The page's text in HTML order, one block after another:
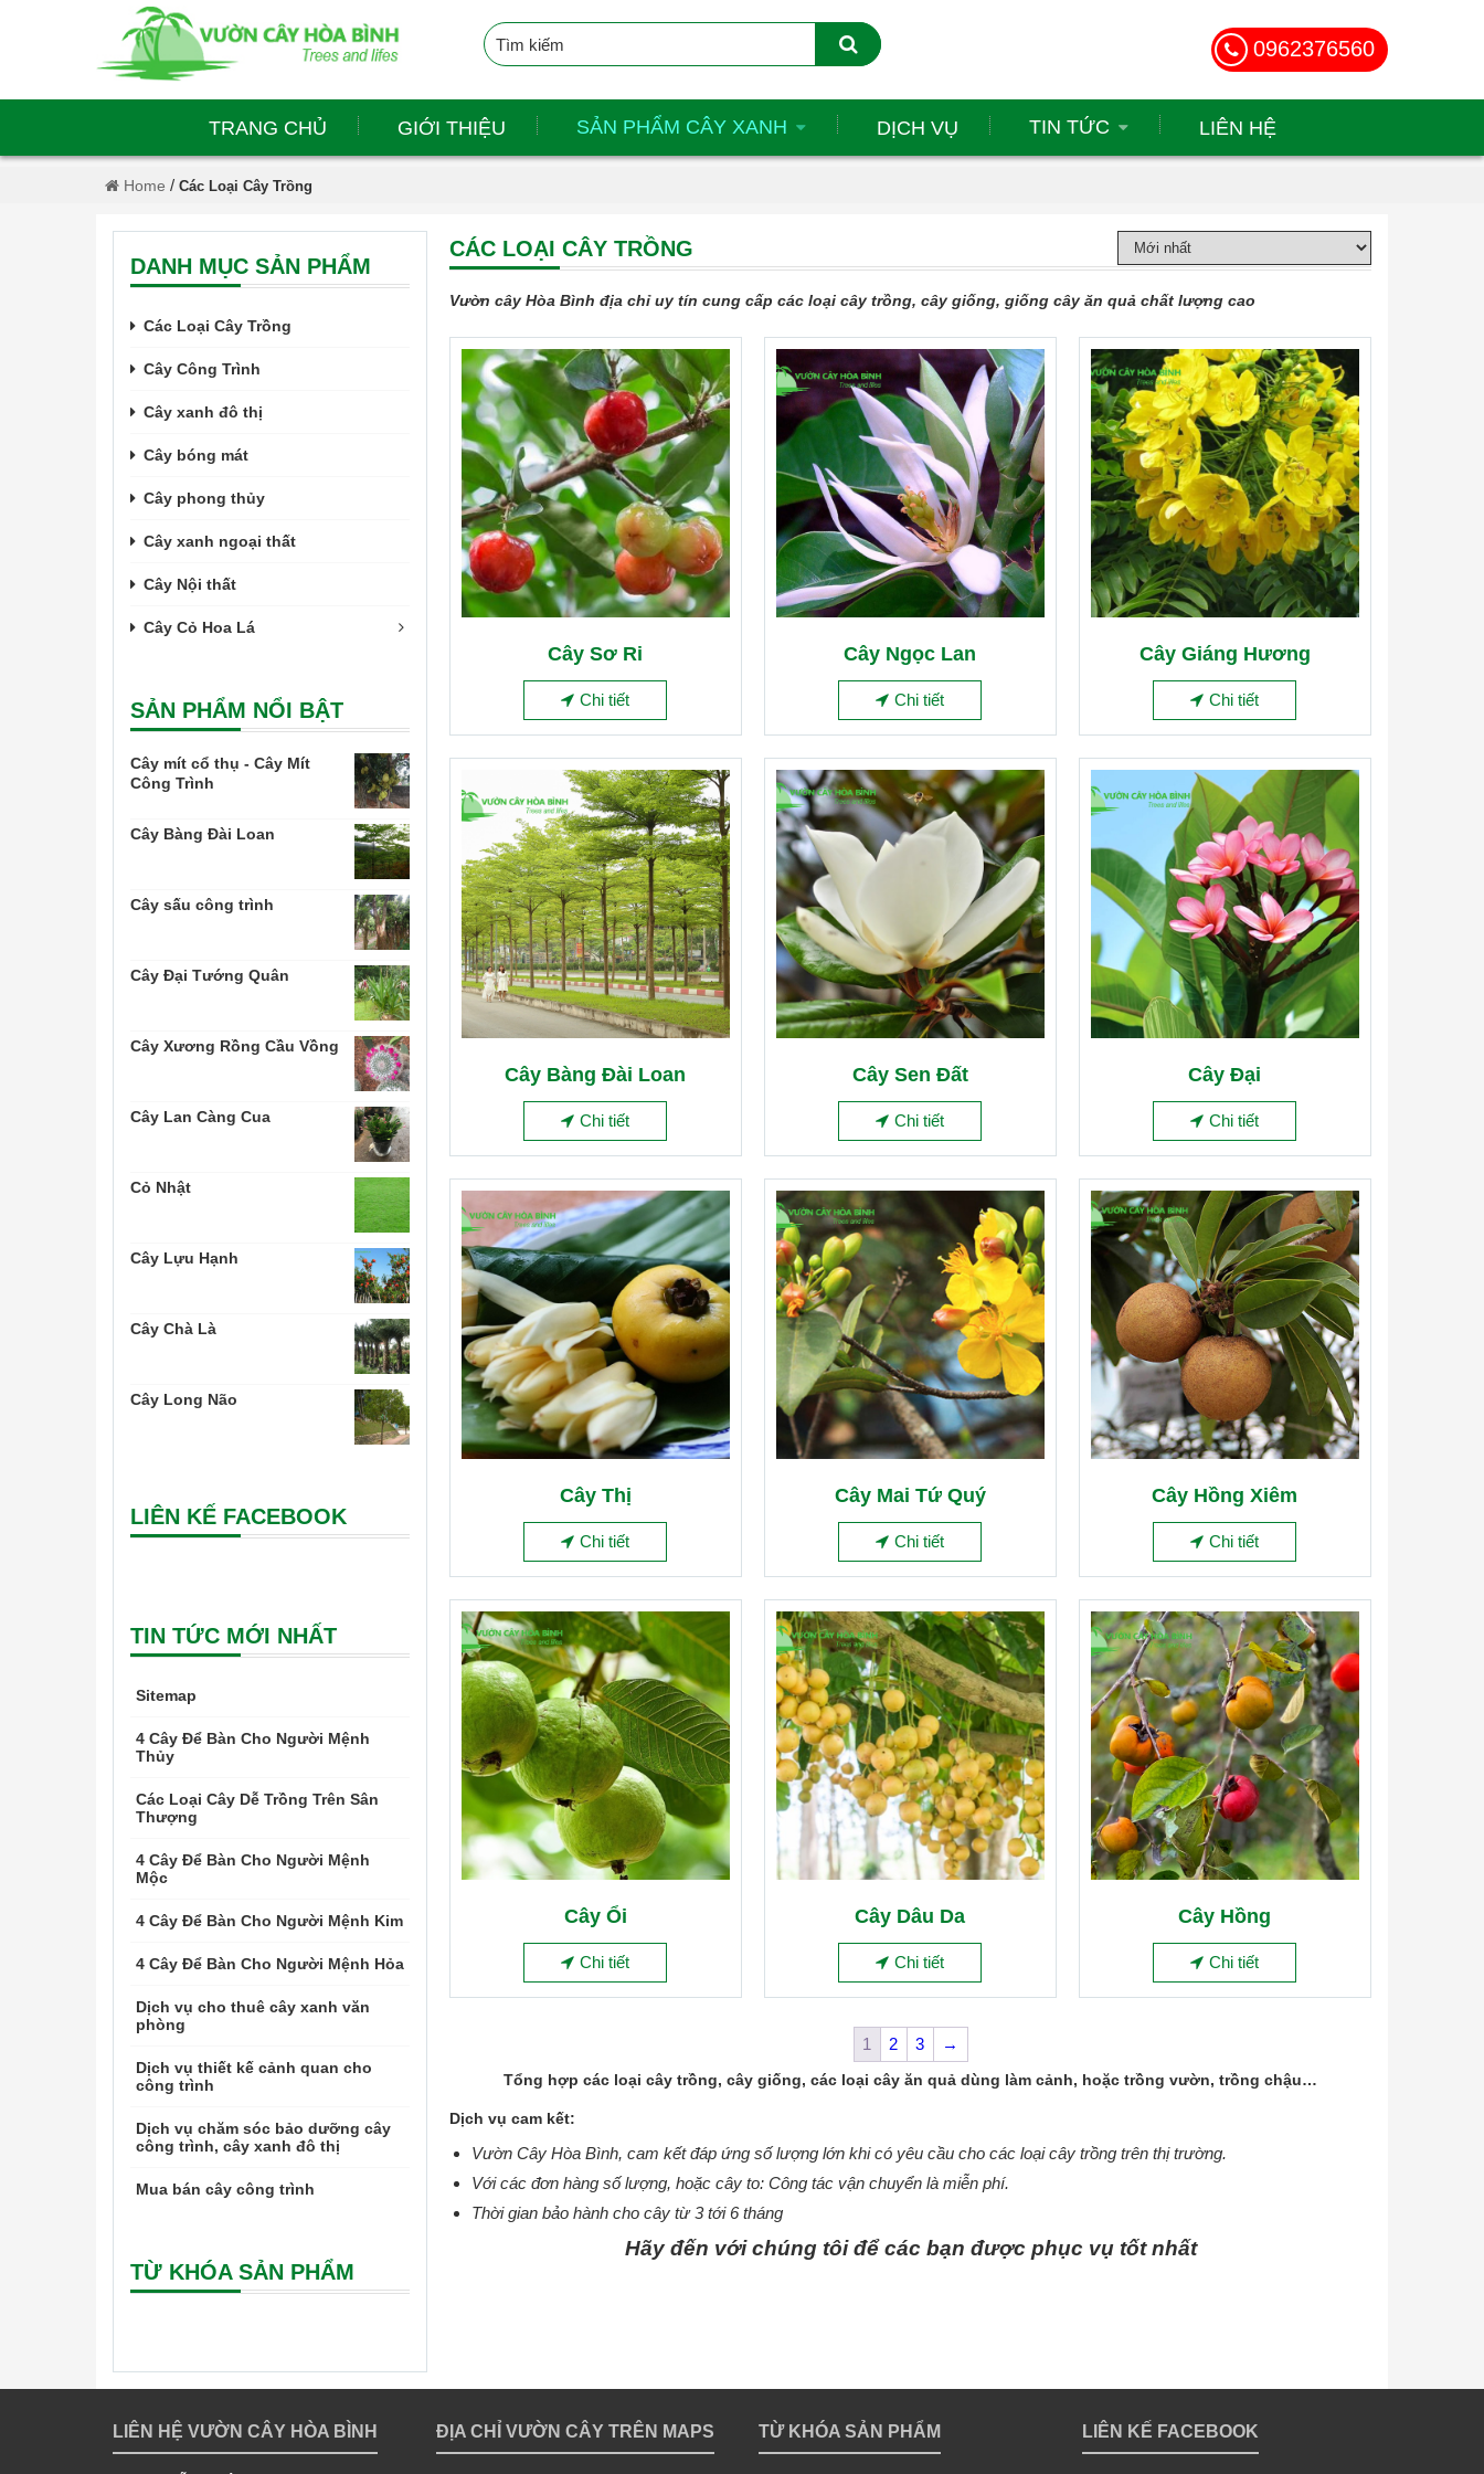
0962376560
TRANG CHỦ GIỚI THIỆU SẢN PHẨM CÂY XANH DỊCH VỤ TIN TỨC LIÊN HỆ
Home / Các Loại Cây Trồng
CÁC LOẠI CÂY TRỒNG
Vườn cây Hòa Bình địa chỉ uy tín cung cấp các loại cây trồng, cây giống, giống cây ăn quả chất lượng cao
Cây Sơ Ri
Chi tiết
Cây Ngọc Lan
Chi tiết
Cây Giáng Hương
Chi tiết
Cây Bàng Đài Loan
Chi tiết
Cây Sen Đất
Chi tiết
Cây Đại
Chi tiết
Cây Thị
Chi tiết
Cây Mai Tứ Quý
Chi tiết
Cây Hồng Xiêm
Chi tiết
Cây Ổi
Chi tiết
Cây Dâu Da
Chi tiết
Cây Hồng
Chi tiết
1 2 3 →
Tổng hợp các loại cây trồng, cây giống, các loại cây ăn quả dùng làm cảnh, hoặc trồng vườn, trồng chậu…
Dịch vụ cam kết:
Vườn Cây Hòa Bình, cam kết đáp ứng số lượng lớn khi có yêu cầu cho các loại cây trồng trên thị trường.
Với các đơn hàng số lượng, hoặc cây to: Công tác vận chuyển là miễn phí.
Thời gian bảo hành cho cây từ 3 tới 6 tháng
Hãy đến với chúng tôi để các bạn được phục vụ tốt nhất
DANH MỤC SẢN PHẨM
Các Loại Cây Trồng
Cây Công Trình
Cây xanh đô thị
Cây bóng mát
Cây phong thủy
Cây xanh ngoại thất
Cây Nội thất
Cây Cỏ Hoa Lá
SẢN PHẨM NỔI BẬT
Cây mít cổ thụ - Cây Mít
Công Trình
Cây Bàng Đài Loan
Cây sấu công trình
Cây Đại Tướng Quân
Cây Xương Rồng Cầu Vồng
Cây Lan Càng Cua
Cỏ Nhật
Cây Lựu Hạnh
Cây Chà Là
Cây Long Não
LIÊN KẾ FACEBOOK
TIN TỨC MỚI NHẤT
Sitemap
4 Cây Để Bàn Cho Người Mệnh
Thủy
Các Loại Cây Dễ Trồng Trên Sân
Thượng
4 Cây Để Bàn Cho Người Mệnh
Mộc
4 Cây Để Bàn Cho Người Mệnh Kim
4 Cây Để Bàn Cho Người Mệnh Hỏa
Dịch vụ cho thuê cây xanh văn
phòng
Dịch vụ thiết kế cảnh quan cho
công trình
Dịch vụ chăm sóc bảo dưỡng cây
công trình, cây xanh đô thị
Mua bán cây công trình
TỪ KHÓA SẢN PHẨM
LIÊN HỆ VƯỜN CÂY HÒA BÌNH ĐỊA CHỈ VƯỜN CÂY TRÊN MAPS TỪ KHÓA SẢN PHẨM LIÊN KẾ FACEBOOK